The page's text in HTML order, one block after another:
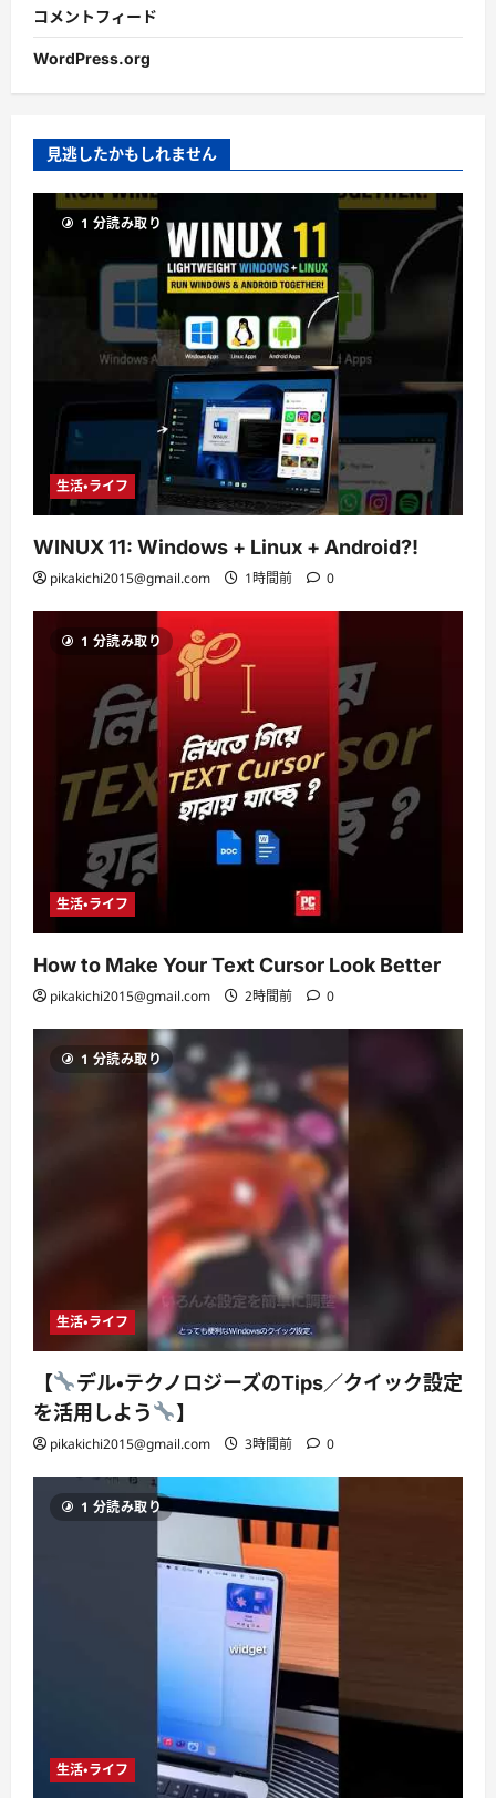
コメントフィード
WordPress.org
見逃したかもしれません
1 分読み取り
生活・ライフ
WINUX 11: Windows + Linux + Android?!
pikakichi2015@gmail.com 1時間前 0
1 分読み取り
生活・ライフ
How to Make Your Text Cursor Look Better
pikakichi2015@gmail.com 2時間前 0
1 分読み取り
生活・ライフ
【
デル・テクノロジーズのTips／クイック設定
を活用しよう
】
pikakichi2015@gmail.com 3時間前 0
1 分読み取り
生活・ライフ